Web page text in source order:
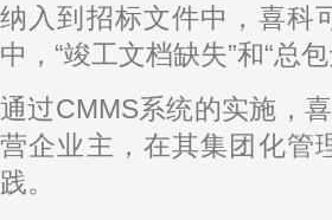
纳入到招标文件中，喜科
中，“竣工文档缺失”和“总
通过CMMS系统的实施，
营企业主，在其集团化管
践。